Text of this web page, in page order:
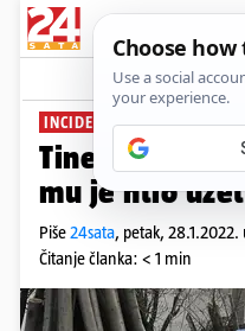
INCIDENT U SRBIJI
Tinejdžer
mu je htio
Piše24sata, petak, 28.1.2022.
Čitanje članka: < 1 min